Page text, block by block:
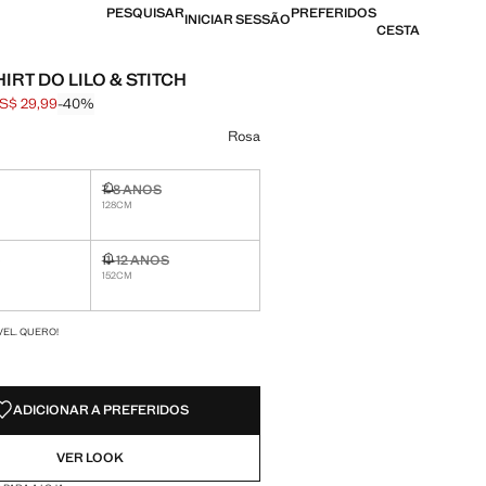
PESQUISARINICIAR SESSÃOPREFERIDOS
CESTA
DO LILO & STITCH
[US$ 49,99 ]
29,99 ]
29,99-40%
Rosa
Quero!
7-8 ANOS
128CM
Não disponível. Quero!
Quero!
11-12 ANOS
152CM
Não disponível. Quero!
QUERO!
ADICIONAR A PREFERIDOS
VER LOOK